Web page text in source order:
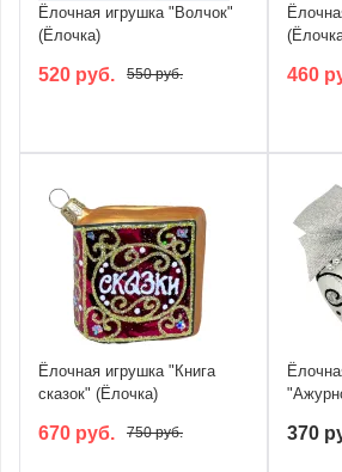
Ёлочная игрушка "Волчок"
(Ёлочка)
520 руб. 550 руб. 460
Ёлочная игрушка "Книга
сказок" (Ёлочка)
670 руб. 750 руб. 370